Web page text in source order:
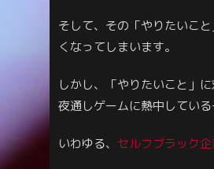
そして、その「やりたいこ
くなってしまいます。
しかし、「やりたいこと」
夜通しゲームに熱中してい
いわゆる、 セルフブラック